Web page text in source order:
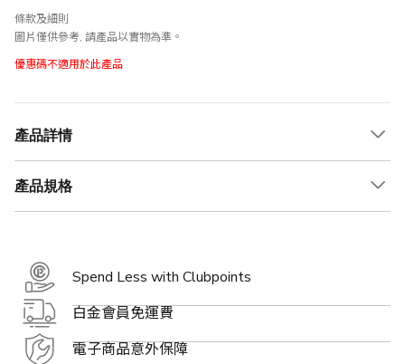
條款及細則
圖片僅供參考, 請產品以實物為準。
優惠碼不適用於此產品
產品詳情
產品規格
Spend Less with Clubpoints
白金會員免運費
電子商品意外保障